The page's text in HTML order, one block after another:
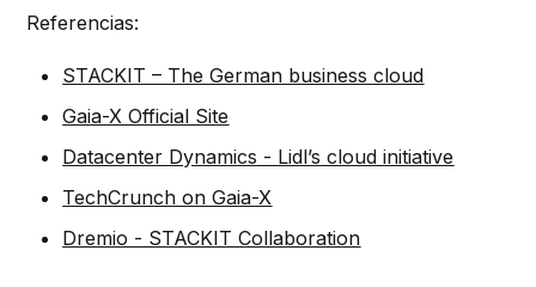
Referencias:
STACKIT – The German business cloud
Gaia-X Official Site
Datacenter Dynamics - Lidl’s cloud initiative
TechCrunch on Gaia-X
Dremio - STACKIT Collaboration